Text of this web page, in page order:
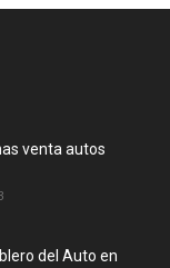
venta autos
del Auto en